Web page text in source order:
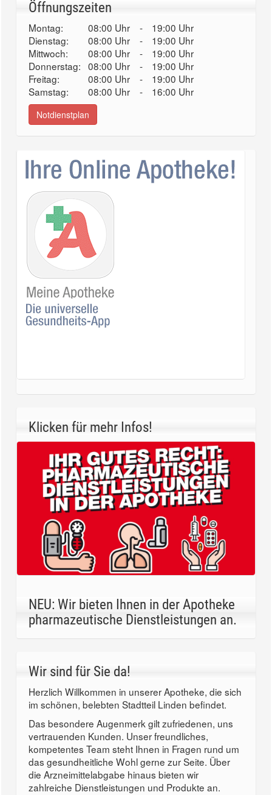
Öffnungszeiten
Montag: 08:00 Uhr -
19:00 Uhr
Dienstag:
08:00 Uhr -
19:00 Uhr
Mittwoch:
08:00 Uhr -
19:00 Uhr
Donnerstag: 08:00 Uhr -
19:00 Uhr
Freitag:
08:00 Uhr -
19:00 Uhr
Samstag:
08:00 Uhr - 16:00 Uhr
Notdienstplan
Klicken für mehr Infos!
NEU: Wir bieten Ihnen in der Apotheke
pharmazeutische Dienstleistungen an.
Wir sind für Sie da!
Herzlich Willkommen in unserer Apotheke, die sich
im schönen, belebten Stadtteil Linden befindet.
Das besondere Augenmerk gilt zufriedenen, uns
vertrauenden Kunden. Unser freundliches,
kompetentes Team steht Ihnen in Fragen rund um
das gesundheitliche Wohl gerne zur Seite. Über
die Arzneimittelabgabe hinaus bieten wir
zahlreiche Dienstleistungen und Produkte an.